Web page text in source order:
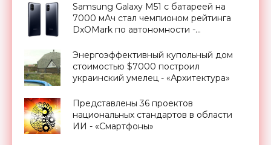
Samsung Galaxy M51 с батареей на
7000 мАч стал чемпионом рейтинга
DxOMark по автономности -
Энергоэффективный купольный дом
стоимостью $7000 построил
украинский умелец - «Архитектура»
Представлены 36 проектов
национальных стандартов в области
ИИ - «Смартфоны»